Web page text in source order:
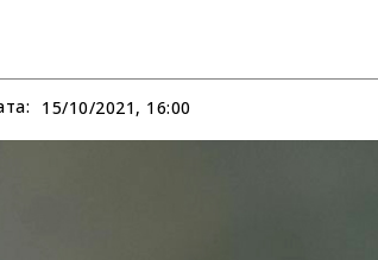
15/10/2021, 16:00